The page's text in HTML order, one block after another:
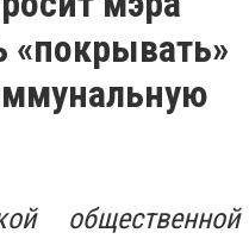
«покрывать»
общественной